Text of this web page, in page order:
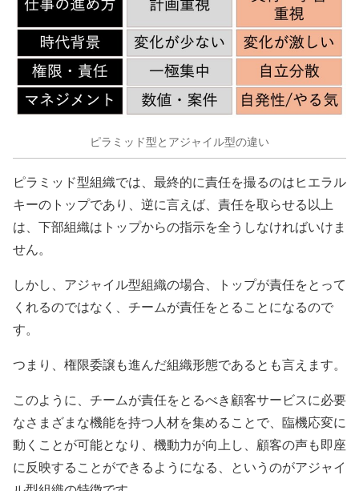
ピラミッド型とアジャイル型の違い
ピラミッド型組織では、最終的に責任を撮るのはヒエラル
キーのトップであり、逆に言えば、責任を取らせる以上
は、下部組織はトップからの指示を全うしなければいけま
せん。
しかし、アジャイル型組織の場合、トップが責任をとって
くれるのではなく、チームが責任をとることになるので
す。
つまり、権限委譲も進んだ組織形態であるとも言えます。
このように、チームが責任をとるべき顧客サービスに必要
なさまざまな機能を持つ人材を集めることで、臨機応変に
動くことが可能となり、機動力が向上し、顧客の声も即座
に反映することができるようになる、というのがアジャイ